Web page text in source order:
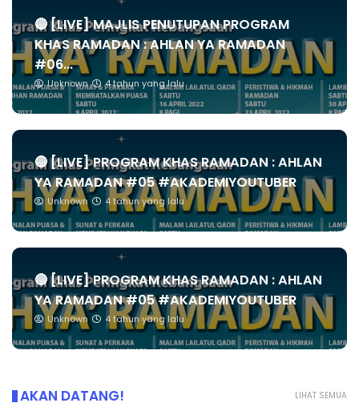
🔴 [LIVE] MAJLIS PENUTUPAN PROGRAM
KHAS RAMADAN : AHLAN YA RAMADAN
#06...
Unknown 4 tahun yang lalu
🔴 [LIVE] PROGRAM KHAS RAMADAN : AHLAN
YA RAMADAN #05 #AKADEMIYOUTUBER
Unknown 4 tahun yang lalu
🔴 [LIVE] PROGRAM KHAS RAMADAN : AHLAN
YA RAMADAN #05 #AKADEMIYOUTUBER
Unknown 4 tahun yang lalu
LIHAT SEMUA
AKAN DATANG!